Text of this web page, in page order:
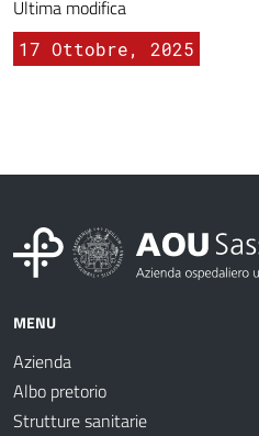
Ultima modifica
17 Ottobre, 2025
MENU
Azienda
Albo pretorio
Strutture sanitarie